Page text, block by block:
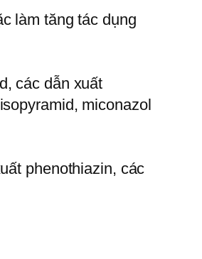
làm tăng tác dụng
các dẫn xuất
miconazol
phenothiazin, các